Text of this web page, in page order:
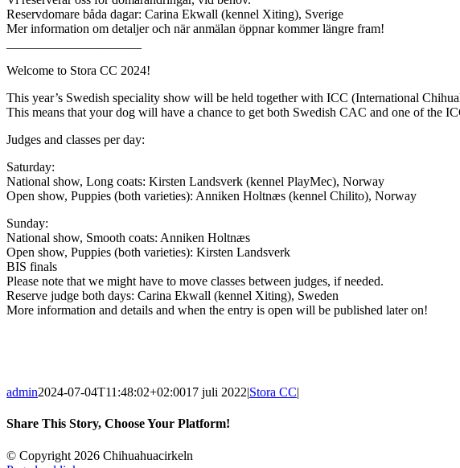
Reservdomare båda dagar: Carina Ekwall (kennel Xiting), Sverige
Mer information om detaljer och när anmälan öppnar kommer längre fram!
Welcome to Stora CC 2024!
This year’s Swedish speciality show will be held together with ICC (International
This means that your dog will have a chance to get both Swedish CAC and one of the
Judges and classes per day:
Saturday:
National show, Long coats: Kirsten Landsverk (kennel PlayMec), Norway
Open show, Puppies (both varieties): Anniken Holtnæs (kennel Chilito), Norway
Sunday:
National show, Smooth coats: Anniken Holtnæs
Open show, Puppies (both varieties): Kirsten Landsverk
BIS finals
Please note that we might have to move classes between judges, if needed.
Reserve judge both days: Carina Ekwall (kennel Xiting), Sweden
More information and details and when the entry is open will be published later on!
admin2024-07-04T11:48:02+02:0017 juli 2022|Stora CC|
Share This Story, Choose Your Platform!
Facebook
X
Reddit
LinkedIn
WhatsApp
Tumblr
Pinterest
Vk
E-
© Copyright 2026 Chihuahuacirkeln